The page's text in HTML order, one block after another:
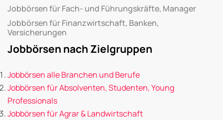
Jobbörsen für Fach- und Führungskräfte, Manager
Jobbörsen für Finanzwirtschaft, Banken,
Versicherungen
Jobbörsen nach Zielgruppen
Jobbörsen alle Branchen und Berufe
Jobbörsen für Absolventen, Studenten, Young
Professionals
Jobbörsen für Agrar & Landwirtschaft